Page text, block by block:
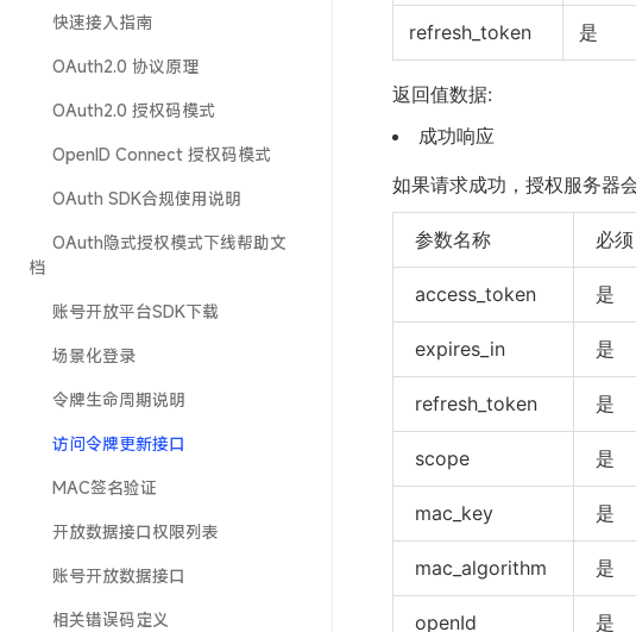
快速接入指南
OAuth2.0 协议原理
OAuth2.0 授权码模式
OpenID Connect 授权码模式
OAuth SDK合规使用说明
OAuth隐式授权模式下线帮助文
档
账号开放平台SDK下载
场景化登录
令牌生命周期说明
访问令牌更新接口
MAC签名验证
开放数据接口权限列表
账号开放数据接口
相关错误码定义
refresh_token 是
返回值数据:
成功响应
如果请求成功，授权服务器
参数名称 必须
access_token 是
expires_in 是
refresh_token 是
scope 是
mac_key 是
mac_algorithm 是
openId 是